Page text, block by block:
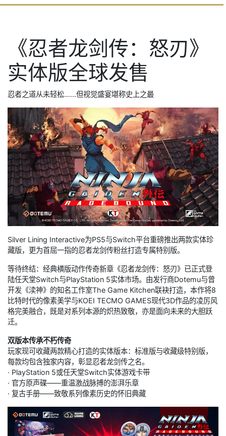
《忍者龙剑传：怒刃》
实体版全球发售
忍者之道从未轻松……但视觉盛宴堪称史上之最
Silver Lining Interactive为PS5与Switch平台重磅推出两款实体珍
藏版，更为首屈一指的忍者龙剑传粉丝打造专属特别版。
等待终结：经典横版动作传奇新章《忍者龙剑传：怒刃》已正式登
陆任天堂Switch与PlayStation 5实体市场。由发行商Dotemu与曾
开发《渎神》的知名工作室The Game Kitchen联袂打造，本作将8
比特时代的像素美学与KOEI TECMO GAMES现代3D作品的凌厉风
格完美融合，既是对系列本源的炽热致敬，亦是面向未来的大胆跃
迁。
双版本传承不朽传奇
玩家现可收藏两款精心打造的实体版本：标准版与收藏级特别版，
每款均包含独家内容，彰显忍者龙剑传之名。
· PlayStation 5或任天堂Switch实体游戏卡带
· 官方原声碟——重温激战脉搏的澎湃乐章
· 复古手册——致敬系列像素历史的怀旧典藏